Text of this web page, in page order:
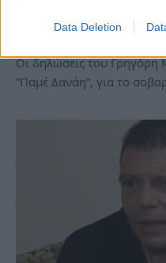
Data Deletion
Πα, 15 Σεπ 2023 17:10
Οι δηλώσεις του
“Παμέ Δανάη”, για το